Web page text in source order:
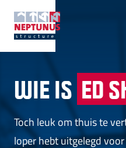
WIE IS ED
Toch leuk om thuis te
loper hebt uitgelegd